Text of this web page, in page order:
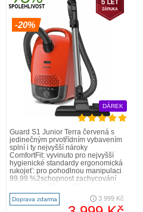
-20%
DÁREK
Guard S1 Junior Terra červená s
jedinečným prvotřídním vybavením
splní i ty nejvyšší nároky
ComfortFit: vyvinuto pro nejvyšší
hygienické standardy ergonomická
rukojeť: pro pohodlnou manipulaci
99,99 %2schopnost zachycování
životnost: test..
Doprava zdarma 3 999 Kč